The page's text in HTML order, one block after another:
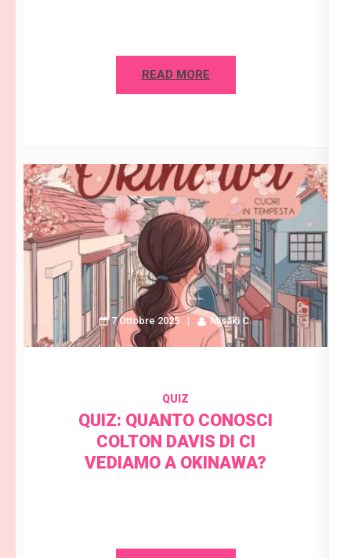
READ MORE
7 Ottobre 2025 Misaki C.
QUIZ
QUIZ: QUANTO CONOSCI
COLTON DAVIS DI CI
VEDIAMO A OKINAWA?